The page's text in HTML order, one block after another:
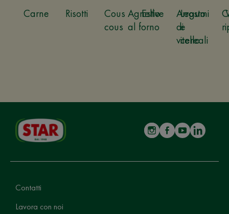
Carne Risotti
Cous
cous
Estive
Legumi
e
cereali
Agnello
al forno
Arrosto
di
vitello
Contatti
Lavora con noi